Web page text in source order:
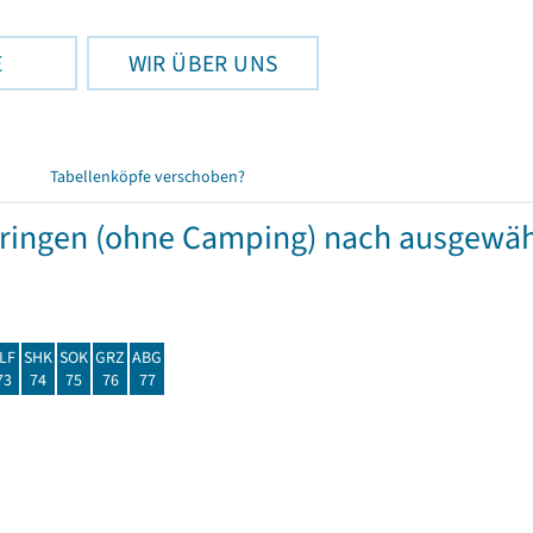
WIR ÜBER UNS
Tabellenköpfe verschoben?
(ohne Camping) nach
SHK
74
SOK
75
GRZ
76
ABG
77